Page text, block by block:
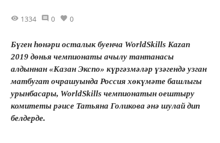
1334 0 0
Бүген һөнәри осталык буенча WorldSkills Kazan
2019 дөнья чемпионаты ачылу тантанасы
алдыннан «Казан Экспо» күргәзмәләр үзәгендә узган
матбугат очрашуында Россия хөкүмәте башлыгы
урынбасары, WorldSkills чемпионатын оештыру
комитеты рәисе Татьяна Голикова әнә шулай дип
белдерде.